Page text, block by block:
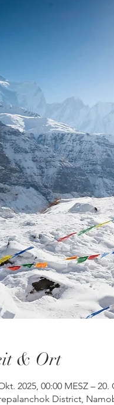
& Ort
2025, 00:00 MESZ – 20.
District,